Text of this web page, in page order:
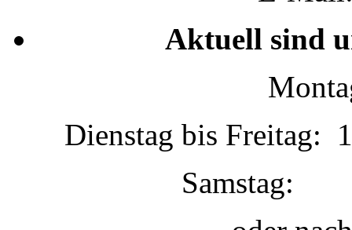
Aktuell sind
Dienstag bis Freitag: